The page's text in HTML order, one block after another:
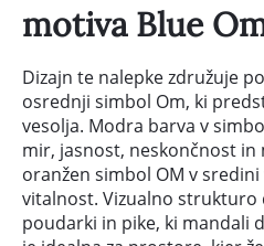
motiva Blue
Dizajn te nalepke združuje
osrednji simbol Om, ki
vesolja. Modra barva v
mir, jasnost, neskončnost
oranžen simbol OM v
vitalnost. Vizualno
poudarki in pike, ki mandali